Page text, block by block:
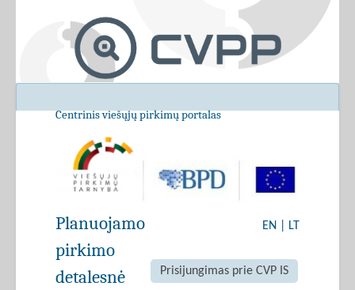
Centrinis viešųjų pirkimų portalas
EN LT
Prisijungimas prie CVP IS
Planuojamo
pirkimo
detalesnė